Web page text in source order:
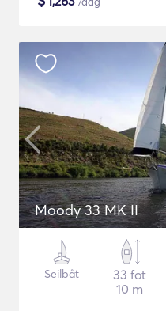
Moody 33 MK II
Seilbåt
33 fot
10 m